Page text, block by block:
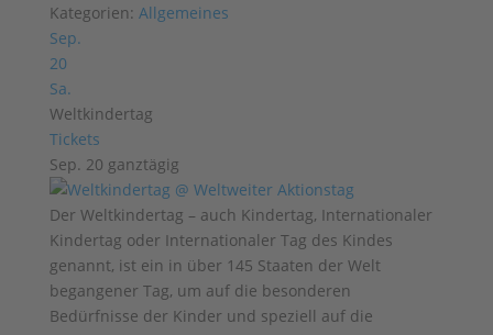
Kategorien: Allgemeines
Sep.
20
Sa.
Weltkindertag
Tickets
Sep. 20 ganztägig
Der Weltkindertag – auch Kindertag, Internationaler
Kindertag oder Internationaler Tag des Kindes
genannt, ist ein in über 145 Staaten der Welt
begangener Tag, um auf die besonderen
Bedürfnisse der Kinder und speziell auf die